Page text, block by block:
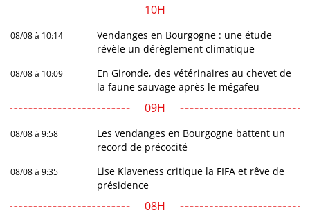
10H
08/08 à 10:14
Vendanges en Bourgogne : une étude
révèle un dérèglement climatique
08/08 à 10:09
En Gironde, des vétérinaires au chevet de
la faune sauvage après le mégafeu
09H
08/08 à 9:58
Les vendanges en Bourgogne battent un
record de précocité
08/08 à 9:35
Lise Klaveness critique la FIFA et rêve de
présidence
08H